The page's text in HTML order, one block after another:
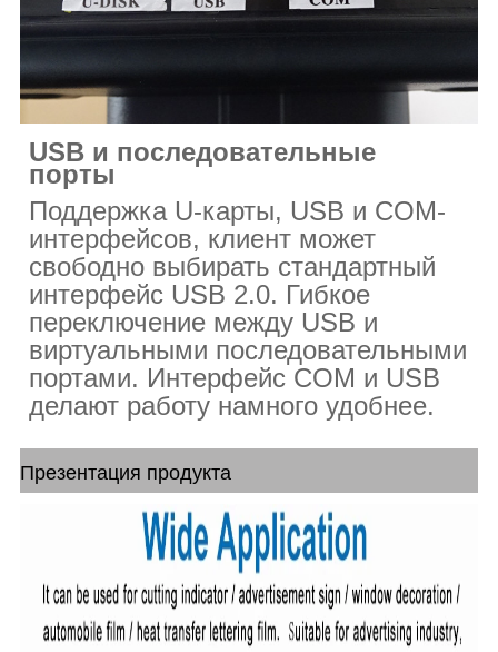
USB и последовательные
порты
Поддержка U-карты, USB и COM-
интерфейсов, клиент может
свободно выбирать стандартный
интерфейс USB 2.0. Гибкое
переключение между USB и
виртуальными последовательными
портами. Интерфейс COM и USB
делают работу намного удобнее.
Презентация продукта